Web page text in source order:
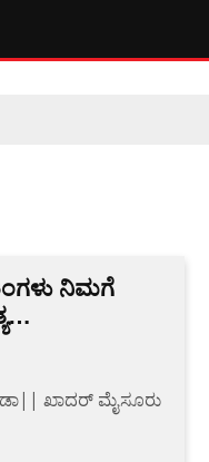
ನಿಮಗೆ
ಡಾ|| ಖಾದರ್ ಮೈಸೂರು